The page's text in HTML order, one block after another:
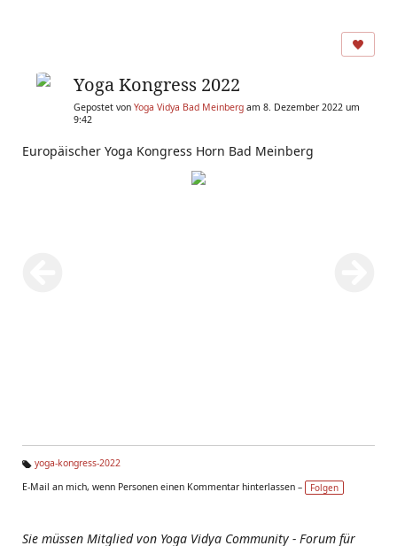
Yoga Kongress 2022
Gepostet von Yoga Vidya Bad Meinberg am 8. Dezember 2022 um
9:42
Europäischer Yoga Kongress Horn Bad Meinberg
g
yoga-kongress-2022
E-Mail an mich, wenn Personen einen Kommentar hinterlassen –
Folgen
Sie müssen Mitglied von Yoga Vidya Community - Forum für